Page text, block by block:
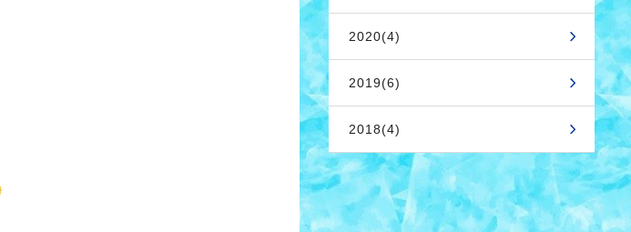
2020(4)
2019(6)
2018(4)